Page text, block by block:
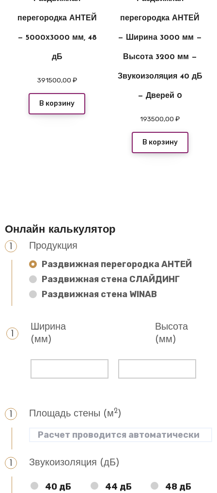
перегородка АНТЕЙ
— 5000х3000 мм, 48
дБ
391500,00 ₽
В корзину
перегородка АНТЕЙ
— Ширина 3000 мм —
Высота 3200 мм —
Звукоизоляция 40 дБ
— Дверей 0
193500,00₽
В корзину
Онлайн калькулятор
Продукция
Раздвижная перегородка АНТЕЙ
Раздвижная стена СЛАЙДИНГ
Раздвижная стена WINAB
Ширина
(мм)
Высота
(мм)
Площадь стены (м2)
Звукоизоляция (дБ)
40 дБ 44 дБ 48 дБ